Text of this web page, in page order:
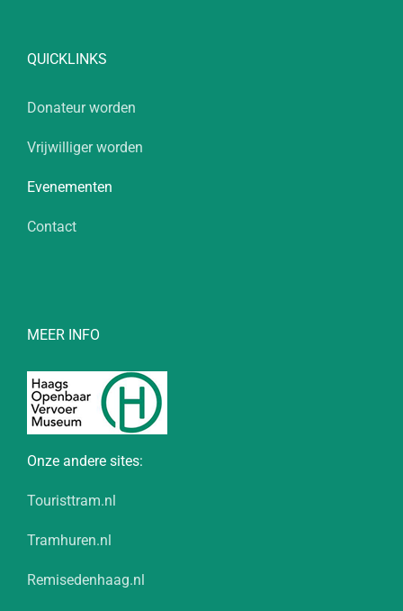
QUICKLINKS
Donateur worden
Vrijwilliger worden
Evenementen
Contact
MEER INFO
Onze andere sites:
Touristtram.nl
Tramhuren.nl
Remisedenhaag.nl